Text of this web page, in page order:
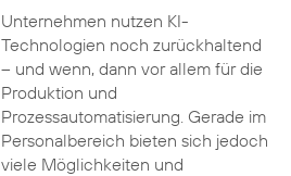
Unternehmen nutzen KI-
Technologien noch zurückhaltend
– und wenn, dann vor allem für die
Produktion und
Prozessautomatisierung. Gerade im
Personalbereich bieten sich jedoch
viele Möglichkeiten und